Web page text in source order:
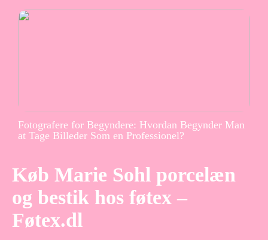
Fotografere for Begyndere: Hvordan Begynder Man
at Tage Billeder Som en Professionel?
Køb Marie Sohl porcelæn
og bestik hos føtex –
Føtex.dl